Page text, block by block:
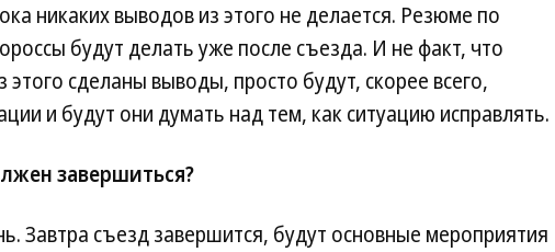
никаких выводов из этого не делается. Резюме по
будут делать уже после съезда. И не факт, что
этого сделаны выводы, просто будут, скорее всего,
и будут они думать над тем, как ситуацию исправлять.
завершиться?
Завтра съезд завершится, будут основные мероприятия